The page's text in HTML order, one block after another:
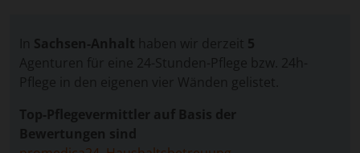
Sachsen-Anhalt haben wir derzeit 5
Agenturen für eine 24-Stunden-Pflege bzw. 24h-
Pflege in den eigenen vier Wänden gelistet.
Top-Pflegevermittler auf Basis der
Bewertungen sind